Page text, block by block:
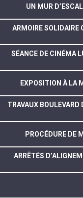
UN MUR
ARMOIRE SOLIDAIRE
SÉANCE DE CINÉMA
EXPOSITION À LA
TRAVAUX
PROCÉDURE DE
ARRÊTÉS